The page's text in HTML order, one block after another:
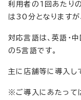
利用者の1回あたり
は30分となりますが
対応言語は、英語・
の5言語です。
主に店舗等に導入し
※ご導入にあたって